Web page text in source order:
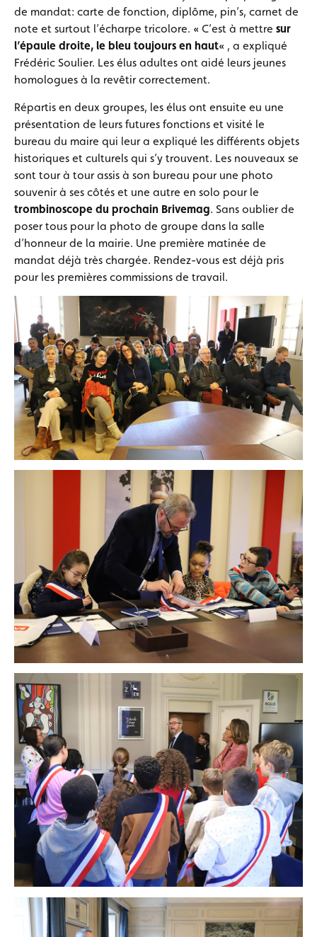
de mandat: carte de fonction, diplôme, pin’s, carnet de
note et surtout l’écharpe tricolore. « C’est à mettre sur
l’épaule droite, le bleu toujours en haut« , a expliqué
Frédéric Soulier. Les élus adultes ont aidé leurs jeunes
homologues à la revêtir correctement.
Répartis en deux groupes, les élus ont ensuite eu une
présentation de leurs futures fonctions et visité le
bureau du maire qui leur a expliqué les différents objets
historiques et culturels qui s’y trouvent. Les nouveaux se
sont tour à tour assis à son bureau pour une photo
souvenir à ses côtés et une autre en solo pour le
trombinoscope du prochain Brivemag. Sans oublier de
poser tous pour la photo de groupe dans la salle
d’honneur de la mairie. Une première matinée de
mandat déjà très chargée. Rendez-vous est déjà pris
pour les premières commissions de travail.